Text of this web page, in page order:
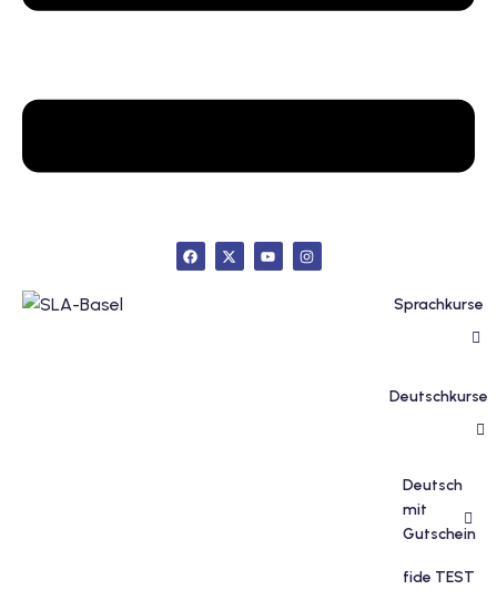
Sprachkurse
Deutschkurse
Deutsch
mit
Gutschein
fide TEST
Französisch